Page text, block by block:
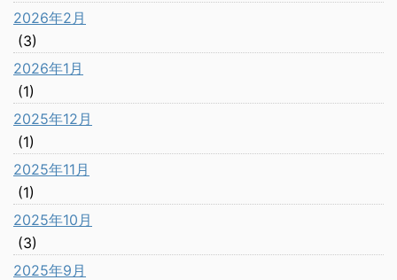
2026年2月
(3)
2026年1月
(1)
2025年12月
(1)
2025年11月
(1)
2025年10月
(3)
2025年9月